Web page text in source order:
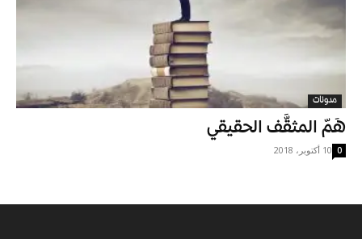
مدونات
هَمّ المثقَّف الحقيقي
10 أكتوبر، 2018 0